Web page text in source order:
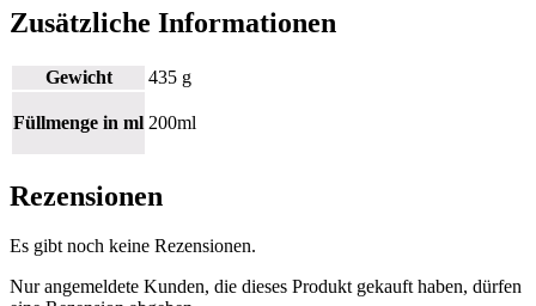
Zusätzliche Informationen
Gewicht 435 g
Füllmenge in ml 200ml
Rezensionen
Es gibt noch keine Rezensionen.
Nur angemeldete Kunden, die dieses Produkt gekauft haben, dürfen